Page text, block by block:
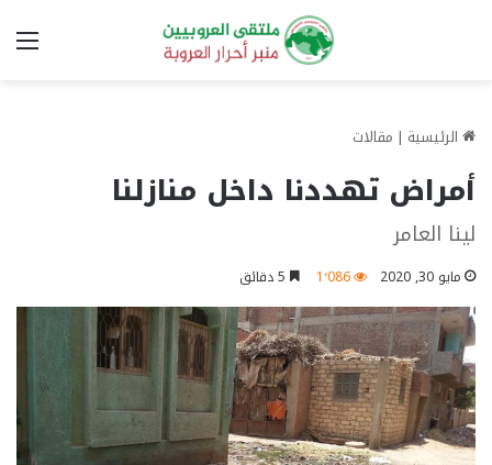
الرئيسية | مقالات
أمراض تهددنا داخل منازلنا
لينا العامر
مايو 30, 2020 1٬086